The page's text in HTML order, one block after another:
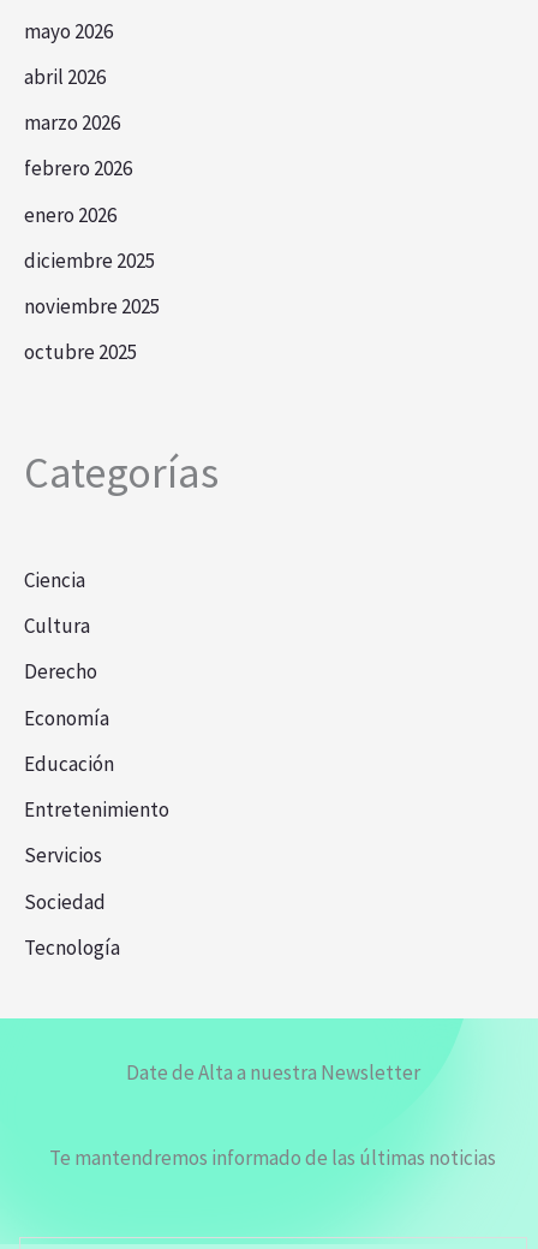
mayo 2026
abril 2026
marzo 2026
febrero 2026
enero 2026
diciembre 2025
noviembre 2025
octubre 2025
Categorías
Ciencia
Cultura
Derecho
Economía
Educación
Entretenimiento
Servicios
Sociedad
Tecnología
Date de Alta a nuestra Newsletter
Te mantendremos informado de las últimas noticias